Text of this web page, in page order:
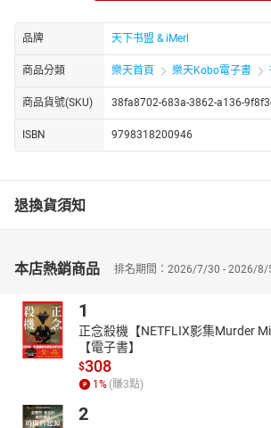
所有資源，展開了一場聲勢浩大的追妻行動。
林婉晴一路逃亡，從繁華的都市到偏僻的鄉村
靜的山林，她經歷了前所未有的艱辛與挑戰。
絕望之時，總會有一股莫名的力量支撐著她繼
則如同影子一般，緊緊跟隨在她的身後，時而
體貼，讓林婉晴的心逐漸動搖。
在這場逃婚與追妻的較量中，兩人不僅揭開了
無數次的交鋒與磨合中，逐漸萌生了深厚的感
多少代價，都要將她留在身邊。
最終，在一場盛大而浪漫的婚禮上，林婉晴與
緣定三生的美好姻緣。
http://www.youtube.com/channel/
品牌 天下书盟 & iMerl
商品分類 樂天首頁 樂天Kobo電子書
商品貨號(SKU) 38fa8702-683a-3862-a136-
ISBN 9798318200946
退換貨須知
本店熱銷商品 排名期間：2026/7/30 - 2026/8/
1
正念殺機【NETFLIX影集Murder
【電子書】
$308
1 % (賺3點)
2